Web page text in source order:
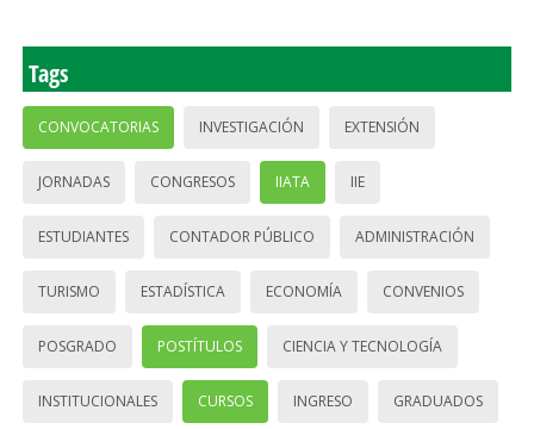
Tags
CONVOCATORIAS INVESTIGACIÓN EXTENSIÓN
JORNADAS CONGRESOS IIATA IIE
ESTUDIANTES CONTADOR PÚBLICO ADMINISTRACIÓN
TURISMO ESTADÍSTICA ECONOMÍA CONVENIOS
POSGRADO POSTÍTULOS CIENCIA Y TECNOLOGÍA
INSTITUCIONALES CURSOS INGRESO GRADUADOS